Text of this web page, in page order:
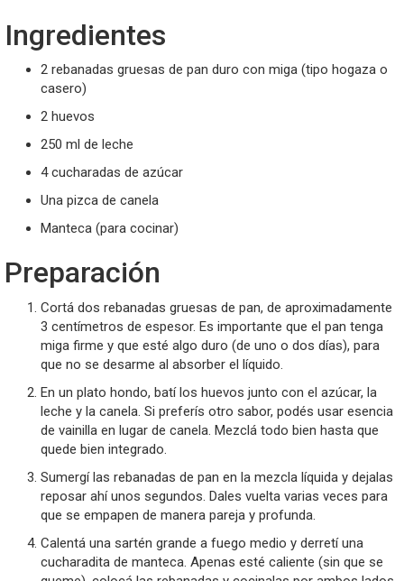
Ingredientes
2 rebanadas gruesas de pan duro con miga (tipo hogaza o
casero)
2 huevos
250 ml de leche
4 cucharadas de azúcar
Una pizca de canela
Manteca (para cocinar)
Preparación
Cortá dos rebanadas gruesas de pan, de aproximadamente
3 centímetros de espesor. Es importante que el pan tenga
miga firme y que esté algo duro (de uno o dos días), para
que no se desarme al absorber el líquido.
En un plato hondo, batí los huevos junto con el azúcar, la
leche y la canela. Si preferís otro sabor, podés usar esencia
de vainilla en lugar de canela. Mezclá todo bien hasta que
quede bien integrado.
Sumergí las rebanadas de pan en la mezcla líquida y dejalas
reposar ahí unos segundos. Dales vuelta varias veces para
que se empapen de manera pareja y profunda.
Calentá una sartén grande a fuego medio y derretí una
cucharadita de manteca. Apenas esté caliente (sin que se